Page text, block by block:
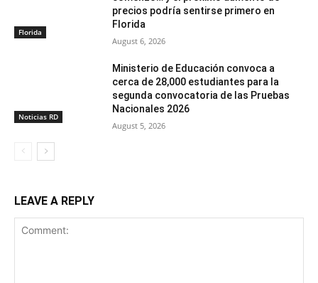
Florida
precios podría sentirse primero en
Florida
August 6, 2026
Noticias RD
Ministerio de Educación convoca a
cerca de 28,000 estudiantes para la
segunda convocatoria de las Pruebas
Nacionales 2026
August 5, 2026
LEAVE A REPLY